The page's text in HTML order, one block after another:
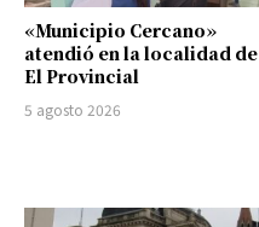
«Municipio Cercano»
atendió en la localidad de
El Provincial
5 agosto 2026